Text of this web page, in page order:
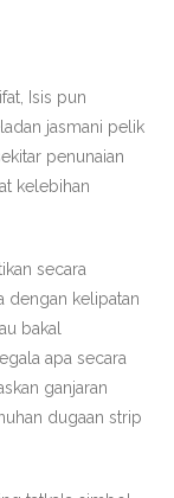
Isis pun
jasmani pelik
penunaian
kelebihan
secara
dengan kelipatan
bakal
apa secara
ganjaran
dugaan strip